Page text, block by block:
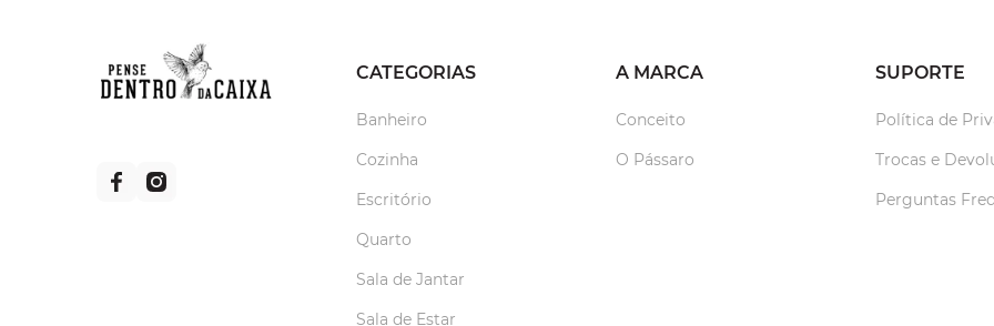
CATEGORIAS
Banheiro
Cozinha
Escritório
Quarto
Sala de Jantar
Sala de Estar
A MARCA
Conceito
O Pássaro
SUPORTE
Política de
Trocas e
Perguntas